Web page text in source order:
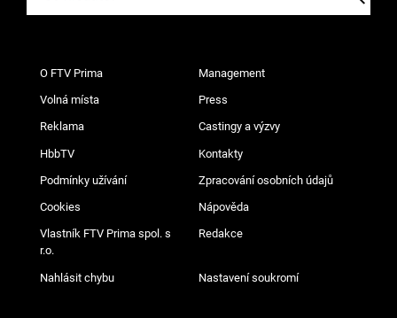
O FTV Prima Management
Volná místa Press
Reklama Castingy a výzvy
HbbTV Kontakty
Podmínky užívání Zpracování osobních údajů
Cookies Nápověda
Vlastník FTV Prima spol. s
r.o.
Redakce
Nahlásit chybu Nastavení soukromí